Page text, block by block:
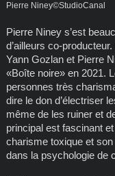
Pierre Niney©StudioCanal
Pierre Niney s’est
d’ailleurs co-
Yann Gozlan et Pierre
«Boîte noire» en 2021.
personnes très
dire le don d’électriser
même de les ruiner et
principal est fascinant
charisme toxique et
dans la psychologie de